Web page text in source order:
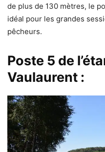
de plus de 130 mètres, le
idéal pour les grandes
pêcheurs.
Poste 5 de
Vaulaurent :